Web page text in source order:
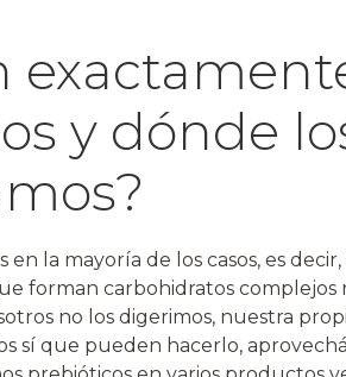
y dónde
en la mayoría de los casos, es
forman carbohidratos complejos
no los digerimos, nuestra
sí que pueden hacerlo,